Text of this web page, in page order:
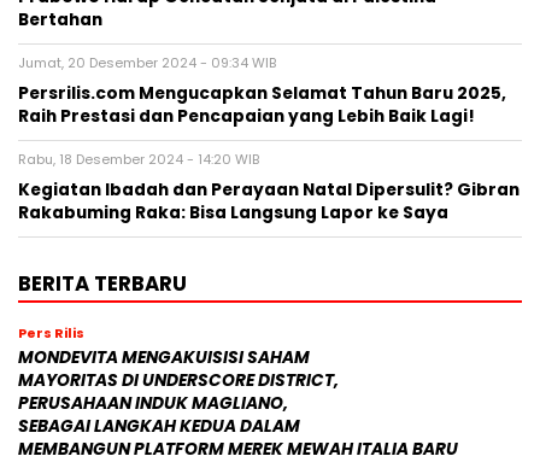
Bertahan
Jumat, 20 Desember 2024 - 09:34 WIB
Persrilis.com Mengucapkan Selamat Tahun Baru 2025,
Raih Prestasi dan Pencapaian yang Lebih Baik Lagi!
Rabu, 18 Desember 2024 - 14:20 WIB
Kegiatan Ibadah dan Perayaan Natal Dipersulit? Gibran
Rakabuming Raka: Bisa Langsung Lapor ke Saya
BERITA TERBARU
Pers Rilis
MONDEVITA MENGAKUISISI SAHAM
MAYORITAS DI UNDERSCORE DISTRICT,
PERUSAHAAN INDUK MAGLIANO,
SEBAGAI LANGKAH KEDUA DALAM
MEMBANGUN PLATFORM MEREK MEWAH ITALIA BARU